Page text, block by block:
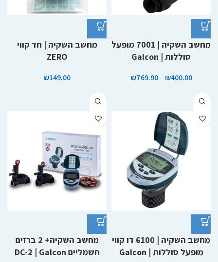
מחשב השקיה | 7001 מופעל
סוללות | Galcon
₪400.00
–
₪769.90
מחשב השקיה | חד קווי
ZERO
₪149.00
מחשב השקיה | 6100 דו קווי
מופעל סוללות | Galcon
מחשב השקיה+ 2 ברזים
חשמליים DC-2 | Galcon